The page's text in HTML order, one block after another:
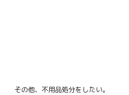
その他、不用品処分をしたい。